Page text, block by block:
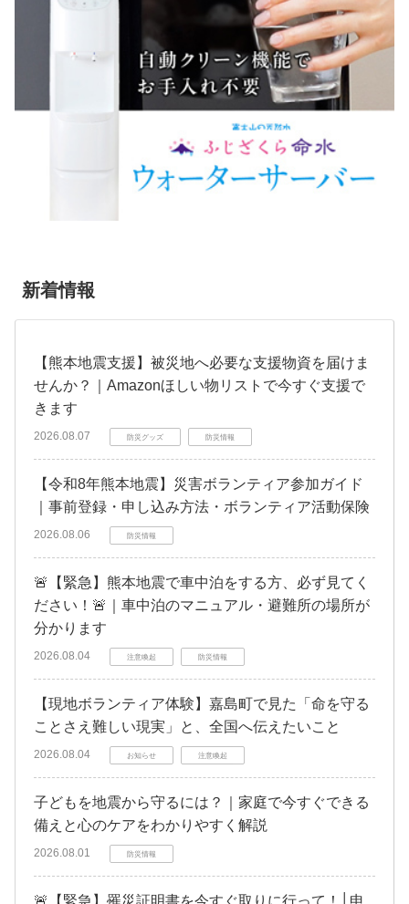
新着情報
【熊本地震支援】被災地へ必要な支援物資を届けま
せんか？｜Amazonほしい物リストで今すぐ支援で
きます
2026.08.07 防災グッズ 防災情報
【令和8年熊本地震】災害ボランティア参加ガイド
｜事前登録・申し込み方法・ボランティア活動保険
2026.08.06 防災情報
🚨【緊急】熊本地震で車中泊をする方、必ず見てく
ださい！🚨｜車中泊のマニュアル・避難所の場所が
分かります
2026.08.04 注意喚起 防災情報
【現地ボランティア体験】嘉島町で見た「命を守る
ことさえ難しい現実」と、全国へ伝えたいこと
2026.08.04 お知らせ 注意喚起
子どもを地震から守るには？｜家庭で今すぐできる
備えと心のケアをわかりやすく解説
2026.08.01 防災情報